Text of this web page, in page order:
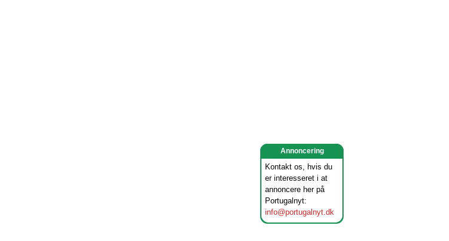
Annoncering
Kontakt os, hvis du
er interesseret i at
annoncere her på
Portugalnyt:
info@portugalnyt.dk